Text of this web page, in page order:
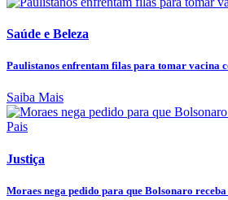
Saúde e Beleza
Paulistanos enfrentam filas para tomar vacina
Saiba Mais
Justiça
Moraes nega pedido para que Bolsonaro